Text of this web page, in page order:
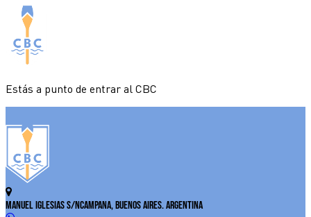
Estás a punto de entrar al CBC
Manuel Iglesias S/NCampana, Buenos Aires. Argentina